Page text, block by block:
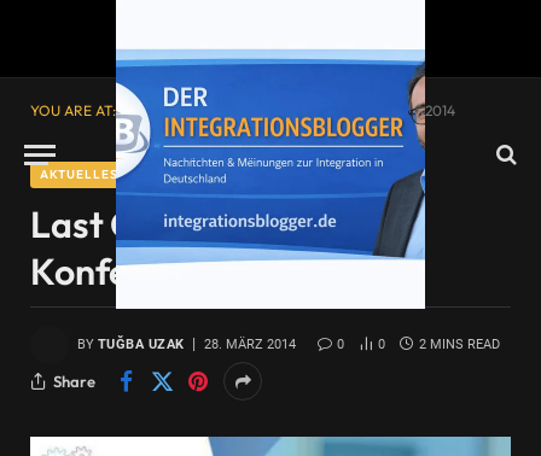
YOU ARE AT: Startseite» Last Call: Zahnräder Konferenz 2014
AKTUELLES
Last Call: Zahnräder
Konferenz 2014
BY TUĞBA UZAK 28. MÄRZ 2014 0 0 2 MINS READ
Share